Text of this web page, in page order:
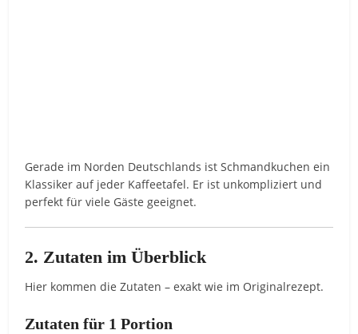
Gerade im Norden Deutschlands ist Schmandkuchen ein
Klassiker auf jeder Kaffeetafel. Er ist unkompliziert und
perfekt für viele Gäste geeignet.
2. Zutaten im Überblick
Hier kommen die Zutaten – exakt wie im Originalrezept.
Zutaten für 1 Portion